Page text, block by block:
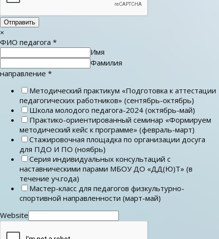
Отправить
×
ФИО педагога *
Имя
Фамилия
направление *
Методический практикум «Подготовка к аттестации
педагогических работников» (сентябрь-октябрь)
Школа молодого педагога-2024 (октябрь-май)
Практико-ориентированный семинар «Формируем
методический кейс к программе» (февраль-март)
Стажировочная площадка по организации досуга
для ПДО И ПО (ноябрь)
Серия индивидуальных консультаций с
наставническими парами МБОУ ДО «ДД(Ю)Т» (в
течение уч.года)
Мастер-класс для педагогов физкультурно-
спортивной направленности (март-май)
Website